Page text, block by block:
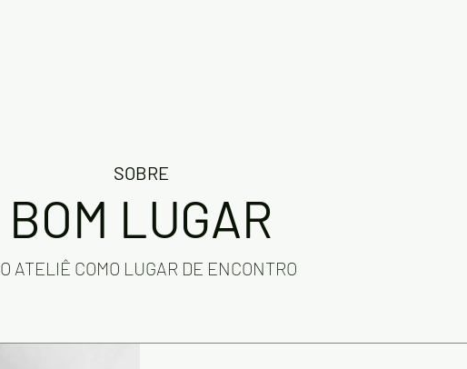
SOBRE
BOM LUGAR
O ATELIÊ COMO LUGAR DE ENCONTRO